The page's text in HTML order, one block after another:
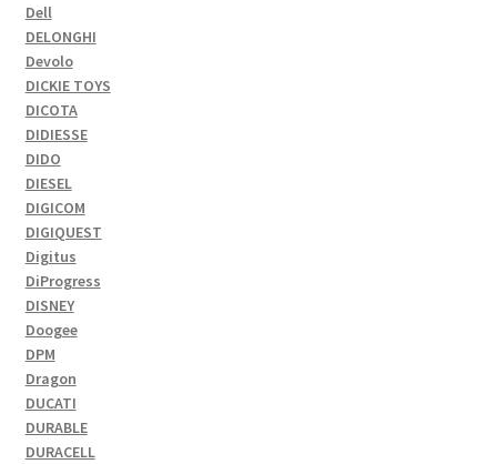
Dell
DELONGHI
Devolo
DICKIE TOYS
DICOTA
DIDIESSE
DIDO
DIESEL
DIGICOM
DIGIQUEST
Digitus
DiProgress
DISNEY
Doogee
DPM
Dragon
DUCATI
DURABLE
DURACELL